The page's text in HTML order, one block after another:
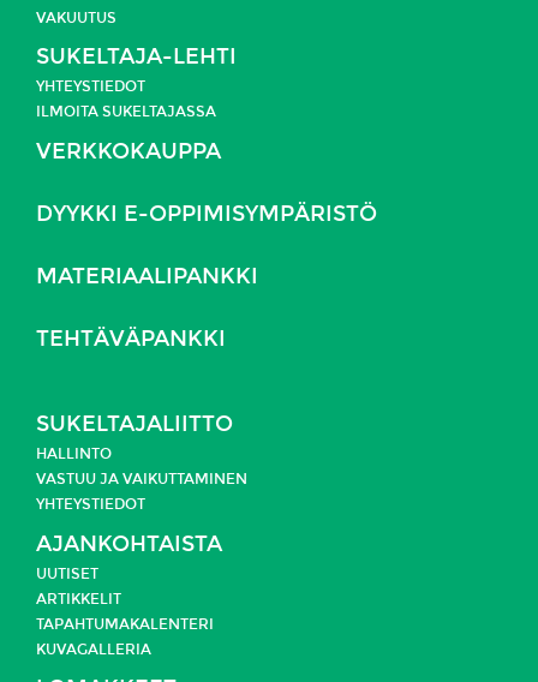
VAKUUTUS
SUKELTAJA-LEHTI
YHTEYSTIEDOT
ILMOITA SUKELTAJASSA
VERKKOKAUPPA
DYYKKI E-OPPIMISYMPÄRISTÖ
MATERIAALIPANKKI
TEHTÄVÄPANKKI
SUKELTAJALIITTO
HALLINTO
VASTUU JA VAIKUTTAMINEN
YHTEYSTIEDOT
AJANKOHTAISTA
UUTISET
ARTIKKELIT
TAPAHTUMAKALENTERI
KUVAGALLERIA